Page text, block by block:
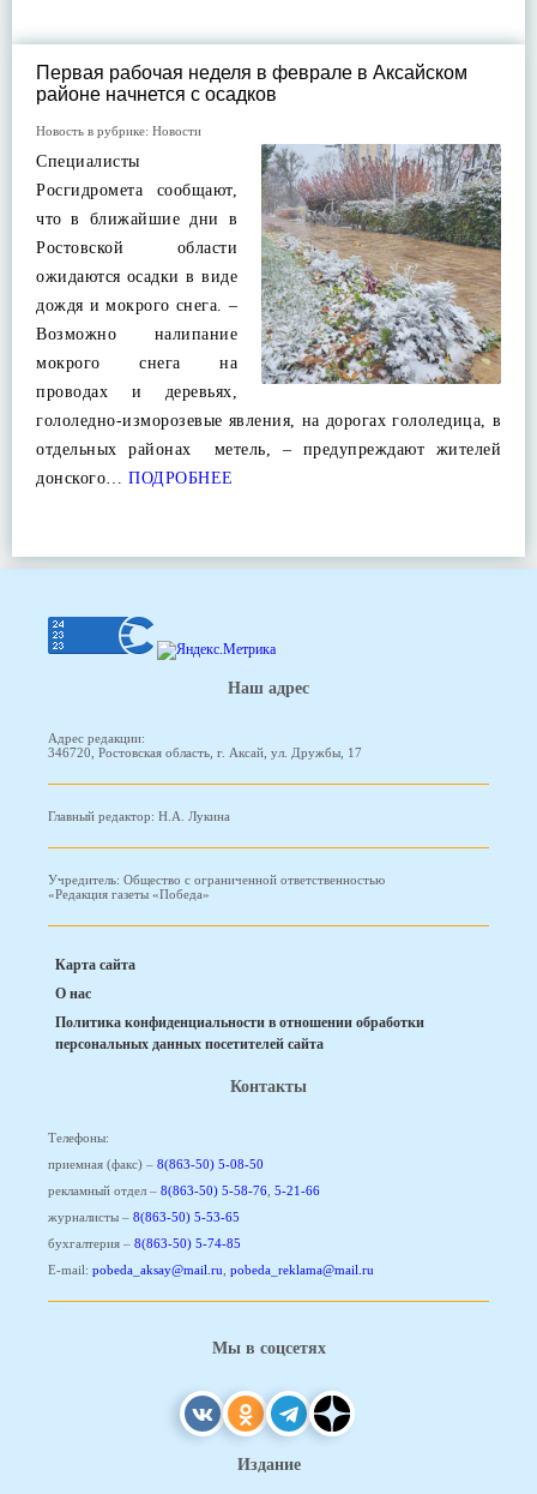
Первая рабочая неделя в феврале в Аксайском
районе начнется с осадков
Новость в рубрике: Новости
Специалисты
Росгидромета сообщают,
что в ближайшие дни в
Ростовской области
ожидаются осадки в виде
дождя и мокрого снега. –
Возможно налипание
мокрого снега на
проводах и деревьях,
гололедно-изморозевые явления, на дорогах гололедица, в
отдельных районах метель, – предупреждают жителей
донского… ПОДРОБНЕЕ
Наш адрес
Адрес редакции:
346720, Ростовская область, г. Аксай, ул. Дружбы, 17
Главный редактор: Н.А. Лукина
Учредитель: Общество с ограниченной ответственностью
«Редакция газеты «Победа»
Карта сайта
О нас
Политика конфиденциальности в отношении обработки
персональных данных посетителей сайта
Контакты
Телефоны:
приемная (факс) – 8(863-50) 5-08-50
рекламный отдел – 8(863-50) 5-58-76 5-21-66
журналисты – 8(863-50) 5-53-65
бухгалтерия – 8(863-50) 5-74-85
E-mail: pobeda_aksay@mail.ru pobeda_reklama@mail.ru
Мы в соцсетях
Издание